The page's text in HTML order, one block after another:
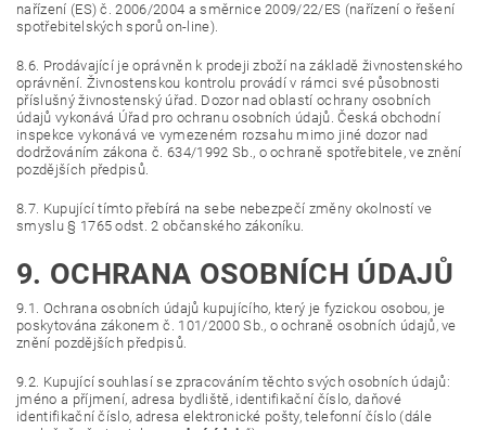
nařízení (ES) č. 2006/2004 a směrnice 2009/22/ES (nařízení o řešení
spotřebitelských sporů on-line).
8.6. Prodávající je oprávněn k prodeji zboží na základě živnostenského
oprávnění. Živnostenskou kontrolu provádí v rámci své působnosti
příslušný živnostenský úřad. Dozor nad oblastí ochrany osobních
údajů vykonává Úřad pro ochranu osobních údajů. Česká obchodní
inspekce vykonává ve vymezeném rozsahu mimo jiné dozor nad
dodržováním zákona č. 634/1992 Sb., o ochraně spotřebitele, ve znění
pozdějších předpisů.
8.7. Kupující tímto přebírá na sebe nebezpečí změny okolností ve
smyslu § 1765 odst. 2 občanského zákoníku.
9. OCHRANA OSOBNÍCH ÚDAJŮ
9.1. Ochrana osobních údajů kupujícího, který je fyzickou osobou, je
poskytována zákonem č. 101/2000 Sb., o ochraně osobních údajů, ve
znění pozdějších předpisů.
9.2. Kupující souhlasí se zpracováním těchto svých osobních údajů:
jméno a příjmení, adresa bydliště, identifikační číslo, daňové
identifikační číslo, adresa elektronické pošty, telefonní číslo (dále